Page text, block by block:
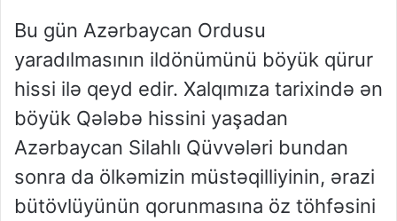
Bu gün Azərbaycan Ordusu
yaradılmasının ildönümünü böyük qürur
hissi ilə qeyd edir. Xalqımıza tarixində ən
böyük Qələbə hissini yaşadan
Azərbaycan Silahlı Qüvvələri bundan
sonra da ölkəmizin müstəqilliyinin, ərazi
bütövlüyünün qorunmasına öz töhfəsini